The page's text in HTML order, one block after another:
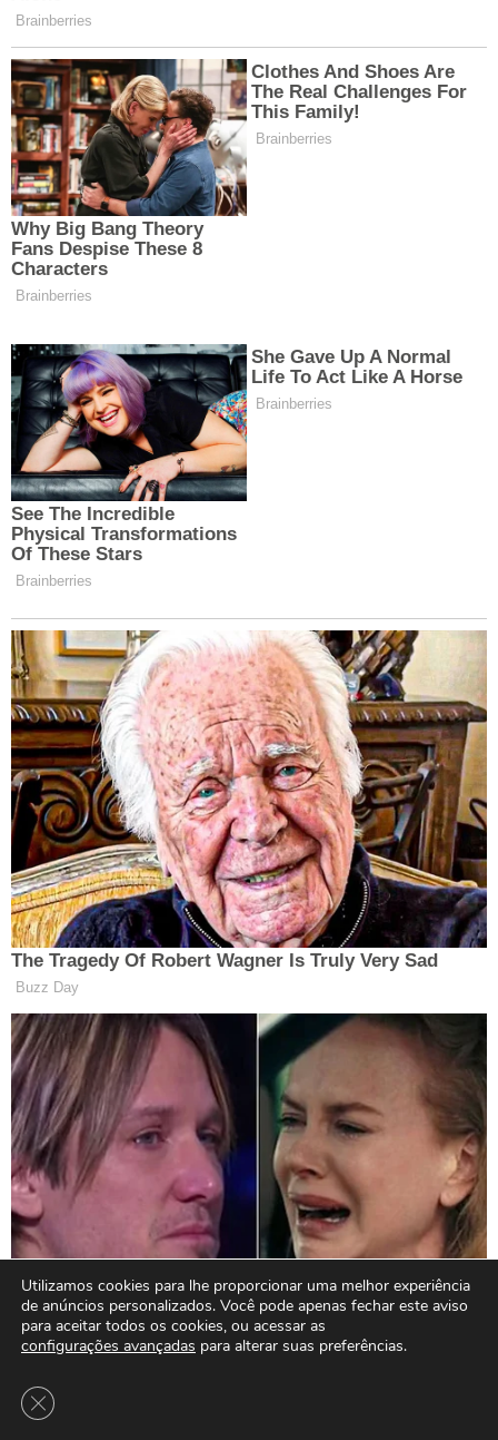
Utilizamos cookies para lhe proporcionar uma melhor experiência
de anúncios personalizados. Você pode apenas fechar este aviso
para aceitar todos os cookies, ou acessar as
configurações avançadas para alterar suas preferências.
Close GDPR Cookie Banner